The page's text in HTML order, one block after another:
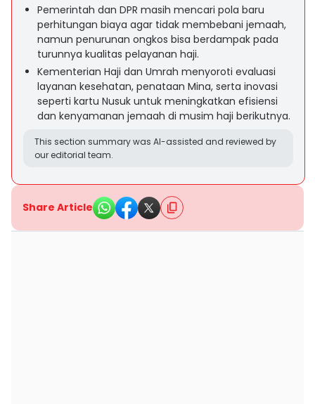
Pemerintah dan DPR masih mencari pola baru
perhitungan biaya agar tidak membebani jemaah,
namun penurunan ongkos bisa berdampak pada
turunnya kualitas pelayanan haji.
Kementerian Haji dan Umrah menyoroti evaluasi
layanan kesehatan, penataan Mina, serta inovasi
seperti kartu Nusuk untuk meningkatkan efisiensi
dan kenyamanan jemaah di musim haji berikutnya.
This section summary was AI-assisted and reviewed by
our editorial team.
Share Article